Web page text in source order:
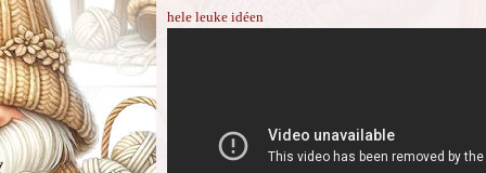
hele leuke idéen